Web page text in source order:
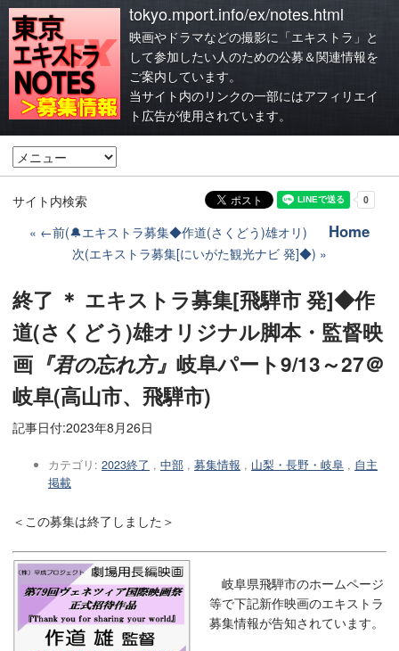
tokyo.mport.info/ex/notes.html
映画やドラマなどの撮影に「エキストラ」と
して参加したい人のための公募＆関連情報を
ご案内しています。
当サイト内のリンクの一部にはアフィリエイ
ト広告が使用されています。
サイト内検索
←前(🔔エキストラ募集◆作道(さくどう)雄オリ)
Home
次(エキストラ募集[にいがた観光ナビ 発]◆)
終了 ＊ エキストラ募集[飛騨市 発]◆作
道(さくどう)雄オリジナル脚本・監督映
画 『君の忘れ方』 岐阜パート9/13～27＠
岐阜(高山市、飛騨市)
記事日付:2023年8月26日
カテゴリ: 2023終了 , 中部 , 募集情報 , 山梨・長野・岐阜 , 自主
掲載
＜この募集は終了しました＞
岐阜県飛騨市のホームページ
等で下記新作映画のエキストラ
募集情報が告知されています。